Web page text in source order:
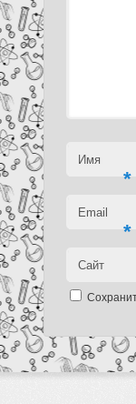
Имя
*
Email
*
Сайт